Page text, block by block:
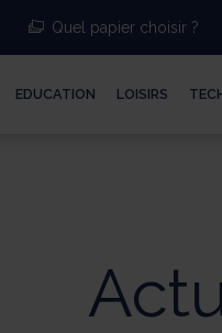
Quel papier choisir ?
EDUCATION LOISIRS